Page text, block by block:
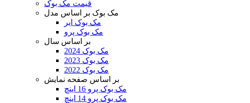
قیمت مک بوک
مک بوک بر اساس مدل
مک بوک ایر
مک بوک پرو
بر اساس سال
مک بوک 2024
مک بوک 2023
مک بوک 2022
بر اساس صفحه نمایش
مک بوک پرو 16 اینچ
مک بوک پرو 14 اینچ